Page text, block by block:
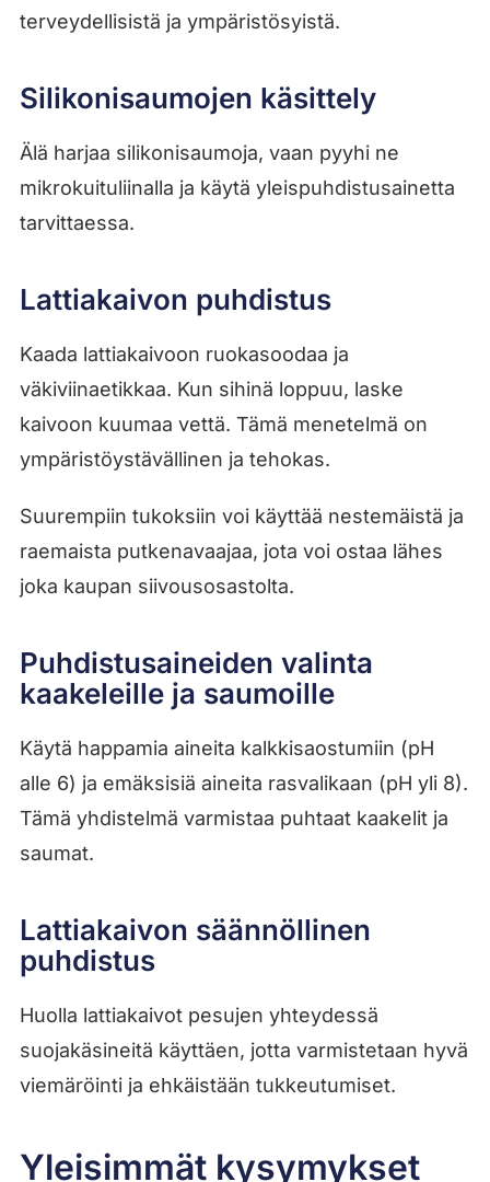
terveydellisistä ja ympäristösyistä.
Silikonisaumojen käsittely
Älä harjaa silikonisaumoja, vaan pyyhi ne
mikrokuituliinalla ja käytä yleispuhdistusainetta
tarvittaessa.
Lattiakaivon puhdistus
Kaada lattiakaivoon ruokasoodaa ja
väkiviinaetikkaa. Kun sihinä loppuu, laske
kaivoon kuumaa vettä. Tämä menetelmä on
ympäristöystävällinen ja tehokas.
Suurempiin tukoksiin voi käyttää nestemäistä ja
raemaista putkenavaajaa, jota voi ostaa lähes
joka kaupan siivousosastolta.
Puhdistusaineiden valinta
kaakeleille ja saumoille
Käytä happamia aineita kalkkisaostumiin (pH
alle 6) ja emäksisiä aineita rasvalikaan (pH yli 8).
Tämä yhdistelmä varmistaa puhtaat kaakelit ja
saumat.
Lattiakaivon säännöllinen
puhdistus
Huolla lattiakaivot pesujen yhteydessä
suojakäsineitä käyttäen, jotta varmistetaan hyvä
viemäröinti ja ehkäistään tukkeutumiset.
Yleisimmät kysymykset